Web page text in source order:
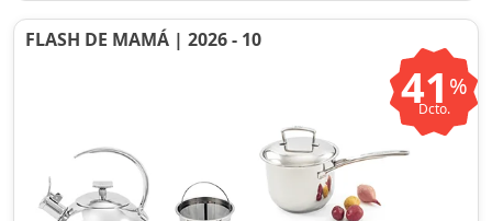
FLASH DE MAMÁ | 2026 - 10
41 %
Dcto.